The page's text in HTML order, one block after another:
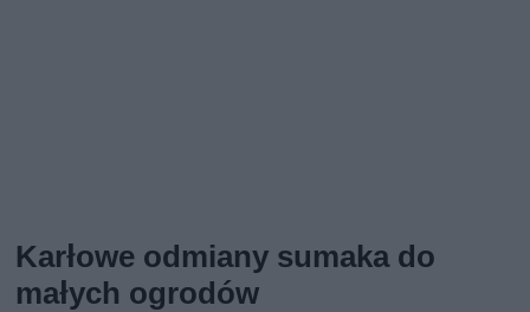
Karłowe odmiany sumaka do
małych ogrodów